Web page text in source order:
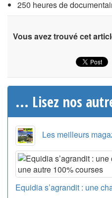
250 heures de
Vous avez trouvé cet
... Lisez nos
Les meilleurs
Equidia s’agrandit : une